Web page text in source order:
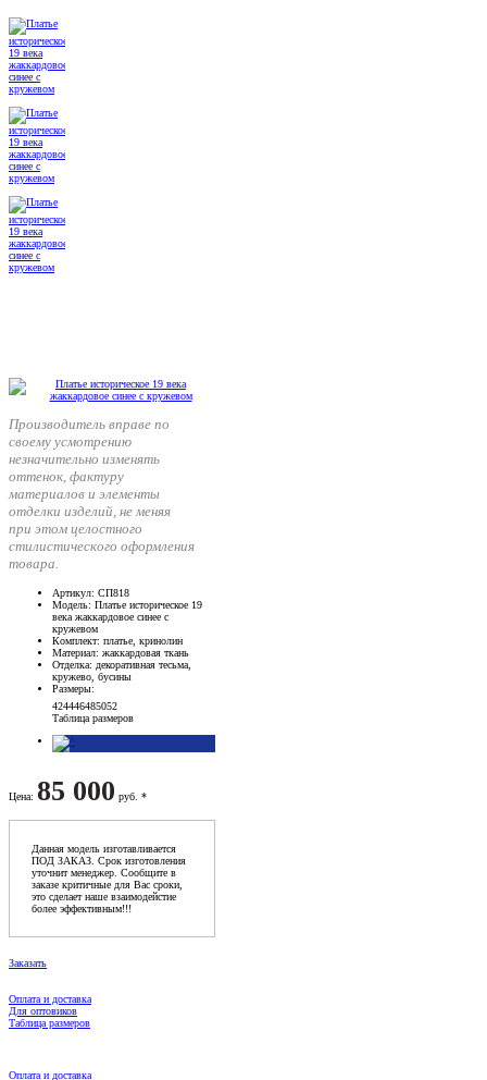
Производитель вправе по
своему усмотрению
незначительно изменять
оттенок, фактуру
материалов и элементы
отделки изделий, не меняя
при этом целостного
стилистического оформления
товара.
Артикул: СП818
Модель: Платье историческое 19
века жаккардовое синее с
кружевом
Комплект: платье, кринолин
Материал: жаккардовая ткань
Отделка: декоративная тесьма,
кружево, бусины
Размеры:
424446485052
Таблица размеров
Цена: 85 000 руб. *
Данная модель изготавливается
ПОД ЗАКАЗ. Срок изготовления
уточнит менеджер. Сообщите в
заказе критичные для Вас сроки,
это сделает наше взаимодейстие
более эффективным!!!
Заказать
Оплата и доставка
Для оптовиков
Таблица размеров
Оплата и доставка